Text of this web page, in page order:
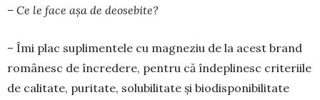
– Ce le face așa de deosebite?
– Îmi plac suplimentele cu magneziu de la acest brand
românesc de încredere, pentru că îndeplinesc criteriile
de calitate, puritate, solubilitate și biodisponibilitate